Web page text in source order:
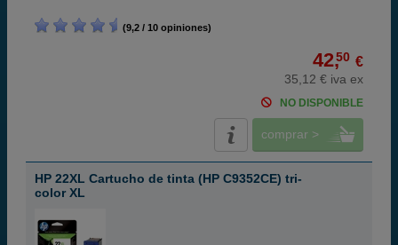
(9,2 / 10 opiniones)
42,50 €
35,12 € iva ex
NO DISPONIBLE
comprar >
HP 22XL Cartucho de tinta (HP C9352CE) tri-
color XL